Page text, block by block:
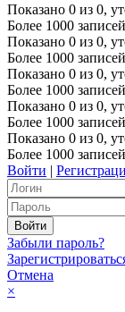
Показано 0 из 0,
Более 1000
Показано 0 из 0,
Более 1000
Показано 0 из 0,
Более 1000
Показано 0 из 0,
Более 1000
Показано 0 из 0,
Более 1000
Войти |
Забыли пароль?
Отмена
×